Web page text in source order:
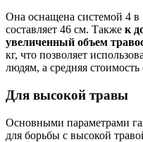
Она оснащена системой 4
составляет 46 см. Также к
увеличенный объем
кг, что позволяет
людям, а средняя стоимость
Для высокой травы
Основными параметрами
для борьбы с высокой